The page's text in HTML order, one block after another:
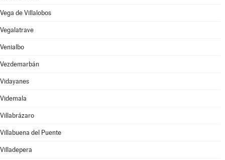
Vega de Villalobos
Vegalatrave
Venialbo
Vezdemarbán
Vidayanes
Videmala
Villabrázaro
Villabuena del Puente
Villadepera